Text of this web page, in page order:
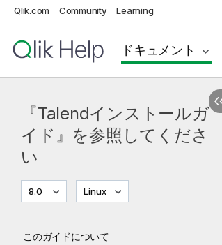
Qlik.com Community Learning
ドキュメント
『Talendインストールガ
イド』を参照してくださ
い
8.0 Linux
このガイドについて